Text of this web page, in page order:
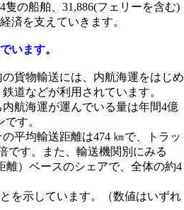
の船舶、31,886(フェリーを含む)
済を支えていきます。
います。
貨物輸送には、内航海運をはじめ
鉄道などが利用されています。
航海運が運んでいる量は年間4億
です。
平均輸送距離は474 ㎞で、トラッ
です。また、輸送機関別にみる
離）ベースのシェアで、全体の約4
を示しています。（数値はいずれ